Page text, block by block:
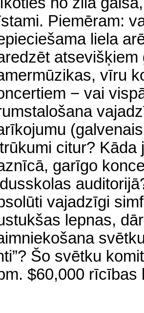
Piemēram:
liela
atsevišķiem
vīru
− vai
citur?
garīgo
vajadzīgi
lepnas,
Šo svētku
$60,000 rīcības